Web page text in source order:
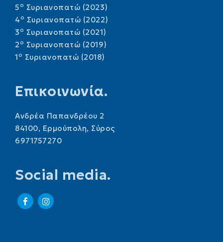
5o Συριανοπατώ (2023)
4o Συριανοπατώ (2022)
3o Συριανοπατώ (2021)
2o Συριανοπατώ (2019)
1o Συριανοπατώ (2018)
Επικοινωνία.
Ανδρέα Παπανδρέου 2
84100, Ερμούπολη, Σύρος
6971757270
Social media.